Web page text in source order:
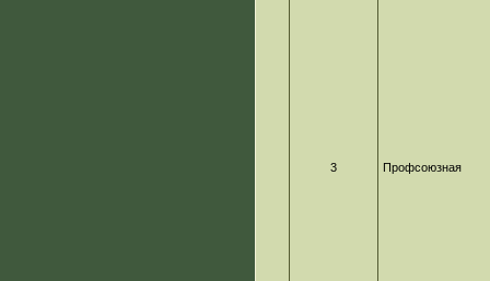
3 Профсоюзная